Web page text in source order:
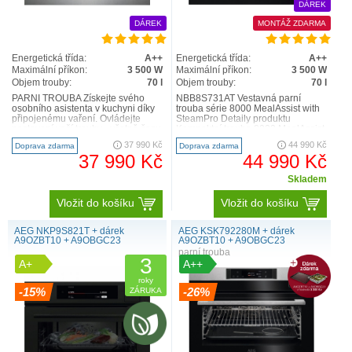
DÁREK
Energetická třída:
A++
Maximální příkon:
3 500 W
Objem trouby:
70 l
PARNÍ TROUBA Získejte svého
osobního asistenta v kuchyni díky
připojenému vaření. Ovládejte
nastavení vaší trouby - včetně času
a teploty - z vašeh..
Doprava zdarma 37 990 Kč
37 990 Kč
Vložit do košíku
DÁREK
MONTÁŽ ZDARMA
Energetická třída:
A++
Maximální příkon:
3 500 W
Objem trouby:
70 l
NBB8S731AT Vestavná parní
trouba série 8000 MealAssist with
SteamPro Detaily produktu
Kompaktní trouba 8000 MealAssist
s funkcí SteamPro vám pomů..
Doprava zdarma 44 990 Kč
44 990 Kč
Skladem
Vložit do košíku
AEG NKP9S821T + dárek
A9OZBT10 + A9OBGC23
A+
-15%
3
roky
ZÁRUKA
AEG KSK792280M + dárek
A9OZBT10 + A9OBGC23
parní trouba
A++
-26%